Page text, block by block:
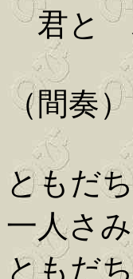
君と
（間奏）
ともだ
一人さ
ともだ